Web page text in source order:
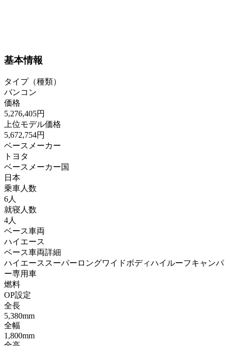
基本情報
タイプ（種類）
バンコン
価格
5,276,405円
上位モデル価格
5,672,754円
ベースメーカー
トヨタ
ベースメーカー国
日本
乗車人数
6人
就寝人数
4人
ベース車両
ハイエース
ベース車両詳細
ハイエーススーパーロングワイドボディハイルーフキャンパ
ー専用車
燃料
OP設定
全長
5,380mm
全幅
1,800mm